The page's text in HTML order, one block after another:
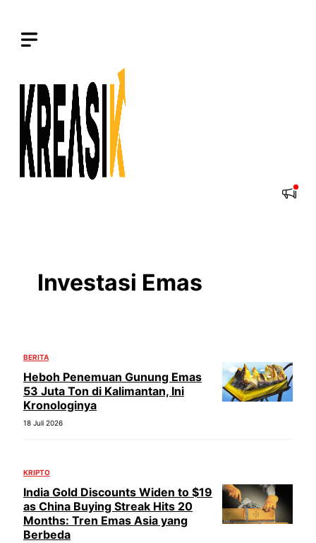
Investasi Emas
BERITA
Heboh Penemuan Gunung Emas
53 Juta Ton di Kalimantan, Ini
Kronologinya
18 Juli 2026
KRIPTO
India Gold Discounts Widen to $19
as China Buying Streak Hits 20
Months: Tren Emas Asia yang
Berbeda